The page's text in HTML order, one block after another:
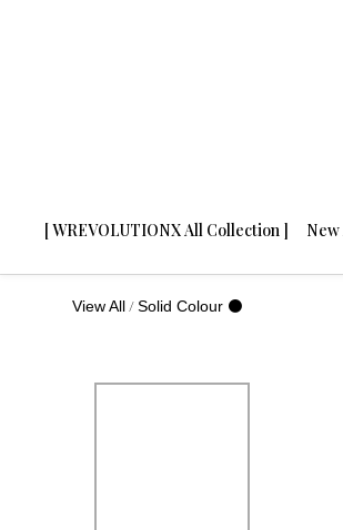
[ WREVOLUTIONX All Collection ]
View All /Solid Colour ⚫️